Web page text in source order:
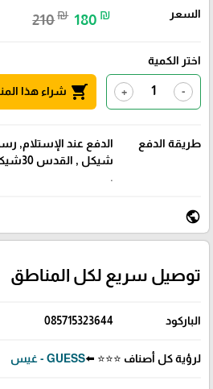
السعر 210₪ 180 ₪
اختر الكمية
-
+
shopping_cart شراء هذا
طريقة الدفع
شيكل , القدس 30شيكل, الداخل 75 شيكل
.
public
توصيل سريع لكل المناطق
الباركود 085715323644
لرؤية كل أصناف ⭐⭐⭐ ⬅️GUESS - غيس